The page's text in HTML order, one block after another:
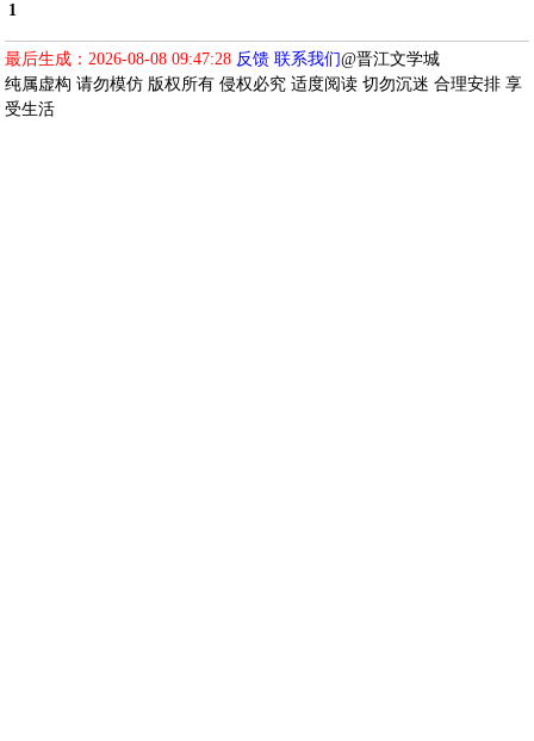
1
最后生成：2026-08-08 09:47:28 反馈 联系我们@晋江文学城
纯属虚构 请勿模仿 版权所有 侵权必究 适度阅读 切勿沉迷 合理安排 享
受生活